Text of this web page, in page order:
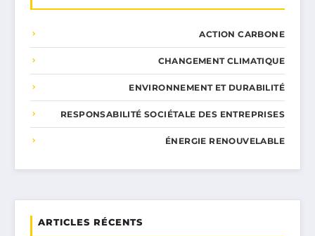
ACTION CARBONE
CHANGEMENT CLIMATIQUE
ENVIRONNEMENT ET DURABILITÉ
RESPONSABILITÉ SOCIÉTALE DES ENTREPRISES
ÉNERGIE RENOUVELABLE
ARTICLES RÉCENTS